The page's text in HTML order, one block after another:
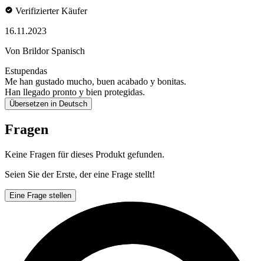
Verifizierter Käufer
16.11.2023
Von Brildor Spanisch
Estupendas
Me han gustado mucho, buen acabado y bonitas.
Han llegado pronto y bien protegidas.
Übersetzen in Deutsch
Fragen
Keine Fragen für dieses Produkt gefunden.
Seien Sie der Erste, der eine Frage stellt!
Eine Frage stellen